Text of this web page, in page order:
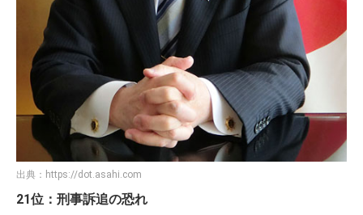
出典： https://dot.asahi.com
21位：刑事訴追の恐れ